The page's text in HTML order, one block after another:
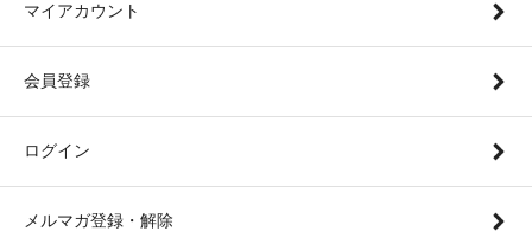
マイアカウント
会員登録
ログイン
メルマガ登録・解除